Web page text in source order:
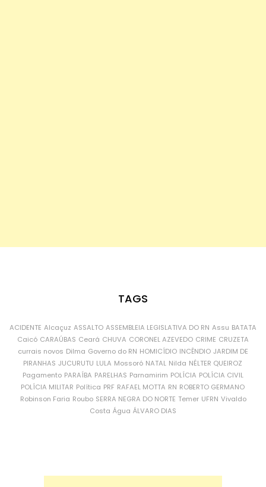
TAGS
ACIDENTE Alcaçuz ASSALTO ASSEMBLEIA LEGISLATIVA DO RN Assu BATATA
Caicó CARAÚBAS Ceará CHUVA CORONEL AZEVEDO CRIME CRUZETA
currais novos Dilma Governo do RN HOMICÍDIO INCÊNDIO JARDIM DE
PIRANHAS JUCURUTU LULA Mossoró NATAL Nilda NÉLTER QUEIROZ
Pagamento PARAÍBA PARELHAS Parnamirim POLÍCIA POLÍCIA CIVIL
POLÍCIA MILITAR Política PRF RAFAEL MOTTA RN ROBERTO GERMANO
Robinson Faria Roubo SERRA NEGRA DO NORTE Temer UFRN Vivaldo
Costa Água ÁLVARO DIAS